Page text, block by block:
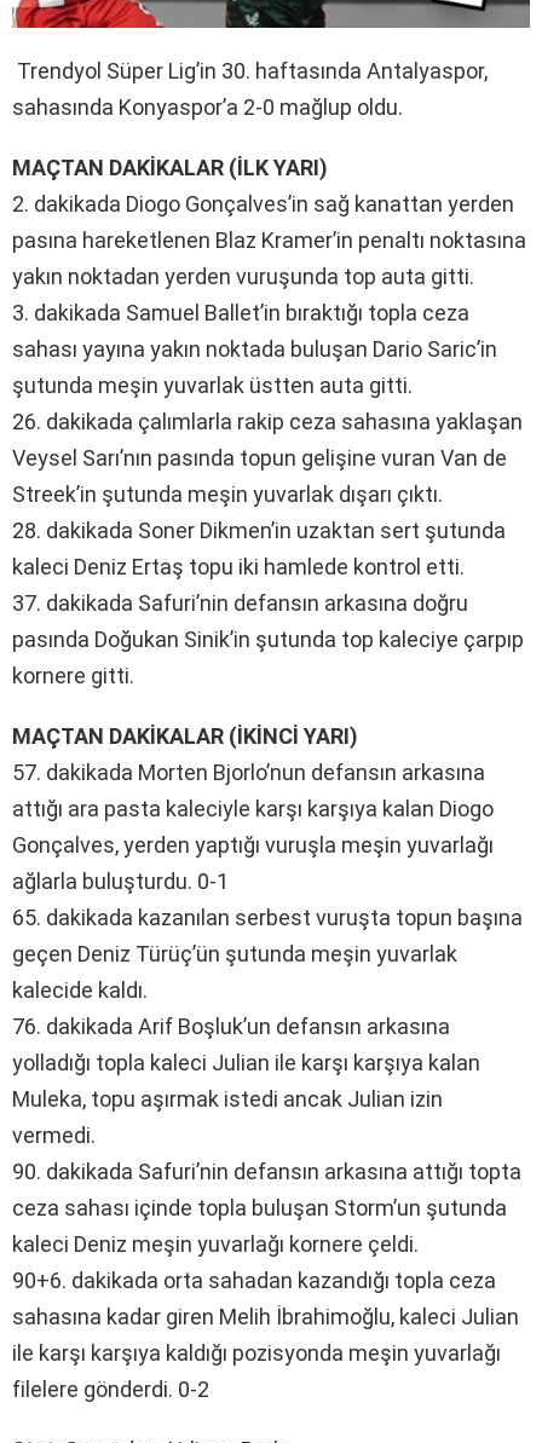
Trendyol Süper Lig’in 30. haftasında Antalyaspor,
sahasında Konyaspor’a 2-0 mağlup oldu.
MAÇTAN DAKİKALAR (İLK YARI)
2. dakikada Diogo Gonçalves’in sağ kanattan yerden
pasına hareketlenen Blaz Kramer’in penaltı noktasına
yakın noktadan yerden vuruşunda top auta gitti.
3. dakikada Samuel Ballet’in bıraktığı topla ceza
sahası yayına yakın noktada buluşan Dario Saric’in
şutunda meşin yuvarlak üstten auta gitti.
26. dakikada çalımlarla rakip ceza sahasına yaklaşan
Veysel Sarı’nın pasında topun gelişine vuran Van de
Streek’in şutunda meşin yuvarlak dışarı çıktı.
28. dakikada Soner Dikmen’in uzaktan sert şutunda
kaleci Deniz Ertaş topu iki hamlede kontrol etti.
37. dakikada Safuri’nin defansın arkasına doğru
pasında Doğukan Sinik’in şutunda top kaleciye çarpıp
kornere gitti.
MAÇTAN DAKİKALAR (İKİNCİ YARI)
57. dakikada Morten Bjorlo’nun defansın arkasına
attığı ara pasta kaleciyle karşı karşıya kalan Diogo
Gonçalves, yerden yaptığı vuruşla meşin yuvarlağı
ağlarla buluşturdu. 0-1
65. dakikada kazanılan serbest vuruşta topun başına
geçen Deniz Türüç’ün şutunda meşin yuvarlak
kalecide kaldı.
76. dakikada Arif Boşluk’un defansın arkasına
yolladığı topla kaleci Julian ile karşı karşıya kalan
Muleka, topu aşırmak istedi ancak Julian izin
vermedi.
90. dakikada Safuri’nin defansın arkasına attığı topta
ceza sahası içinde topla buluşan Storm’un şutunda
kaleci Deniz meşin yuvarlağı kornere çeldi.
90+6. dakikada orta sahadan kazandığı topla ceza
sahasına kadar giren Melih İbrahimoğlu, kaleci Julian
ile karşı karşıya kaldığı pozisyonda meşin yuvarlağı
filelere gönderdi. 0-2